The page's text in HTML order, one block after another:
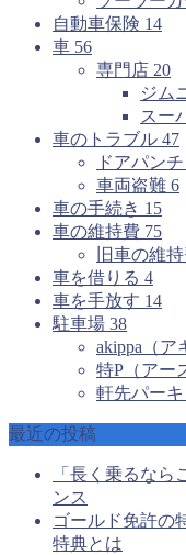
自動車保険 14
車 56
専門店 20
ジム
スー
車のトラブル 47
ドアパンチ
車両盗難 6
車の手続き 15
車の維持費 75
旧車の維
車を借りる 4
車を手放す 14
駐車場 38
akippa（ア
特P（アー
軒先パー
最近の投稿
「長く乗るな
ンス
ゴールド免許の
特典とは